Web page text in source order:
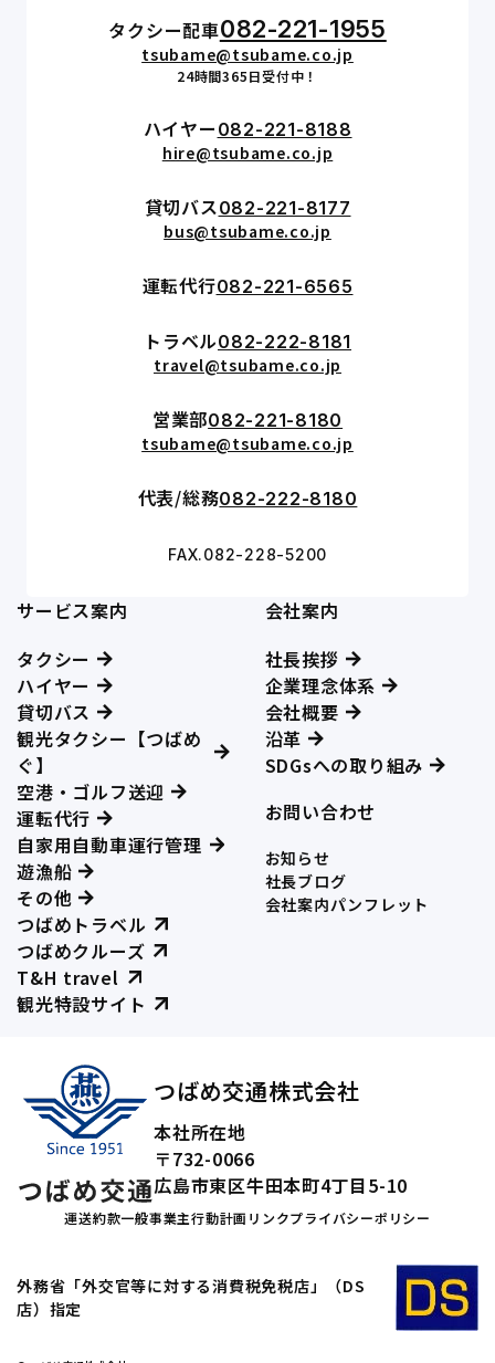
タクシー配車082-221-1955
tsubame@tsubame.co.jp
24時間365日受付中！
ハイヤー 082-221-8188
hire@tsubame.co.jp
貸切バス082-221-8177
bus@tsubame.co.jp
運転代行082-221-6565
トラベル082-222-8181
travel@tsubame.co.jp
営業部082-221-8180
tsubame@tsubame.co.jp
代表/総務082-222-8180
FAX.082-228-5200
サービス案内
タクシー
ハイヤー
貸切バス
観光タクシー【つばめ
ぐ】
空港・ゴルフ送迎
運転代行
自家用自動車運行管理
遊漁船
その他
つばめトラベル
つばめクルーズ
T&H travel
観光特設サイト
会社案内
社長挨拶
企業理念体系
会社概要
沿革
SDGsへの取り組み
お問い合わせ
お知らせ
社長ブログ
会社案内パンフレット
つばめ交通株式会社
本社所在地
〒732-0066
広島市東区牛田本町4丁目5-10
運送約款一般事業主行動計画 リンクプライバシーポリシー
外務省「外交官等に対する消費税免税店」（DS
店）指定